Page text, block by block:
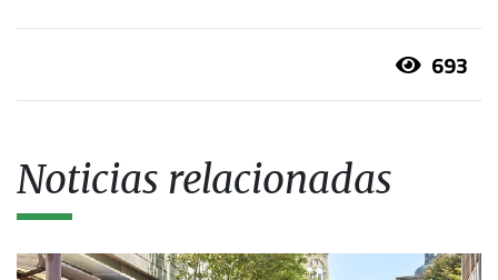
693
Noticias relacionadas